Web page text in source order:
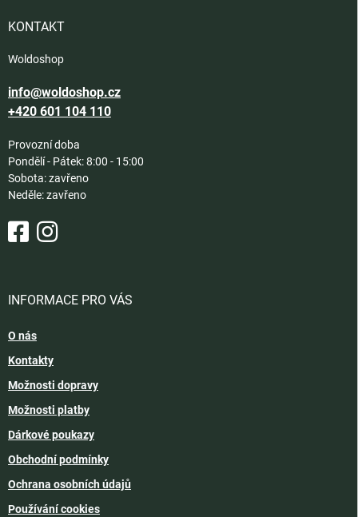
KONTAKT
Woldoshop
info@woldoshop.cz
+420 601 104 110
Provozní doba
Pondělí - Pátek: 8:00 - 15:00
Sobota: zavřeno
Neděle: zavřeno
INFORMACE PRO VÁS
O nás
Kontakty
Možnosti dopravy
Možnosti platby
Dárkové poukazy
Obchodní podmínky
Ochrana osobních údajů
Používání cookies